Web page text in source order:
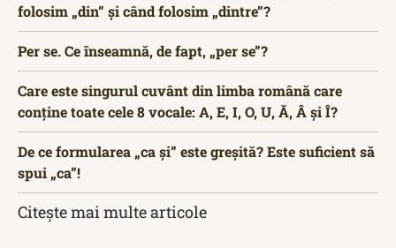
folosim „din” și când folosim „dintre”?
Per se. Ce înseamnă, de fapt, „per se”?
Care este singurul cuvânt din limba română care
conține toate cele 8 vocale: A, E, I, O, U, Ă, Â și Î?
De ce formularea „ca și” este greșită? Este suficient să
spui „ca”!
Citește mai multe articole